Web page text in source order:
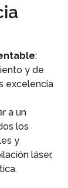
:
y de
excelencia
a un
los
y
láser,